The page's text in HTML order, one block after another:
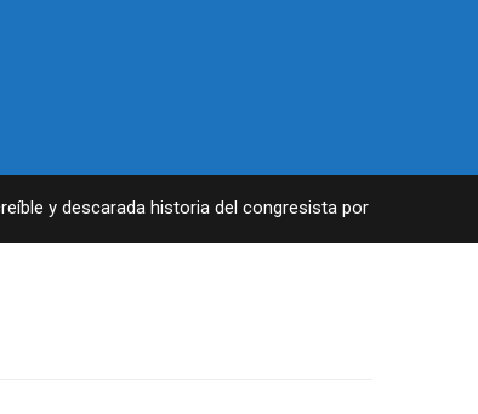
y descarada historia del congresista por NY George